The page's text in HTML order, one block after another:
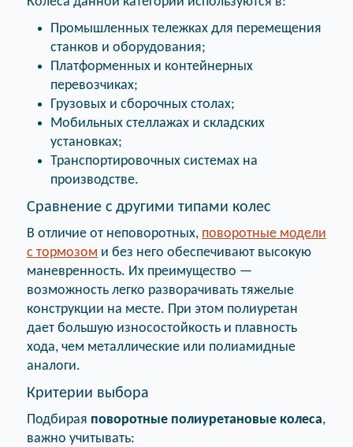
Промышленных тележках для перемещения
станков и оборудования;
Платформенных и контейнерных
перевозчиках;
Грузовых и сборочных столах;
Мобильных стеллажах и складских
установках;
Транспортировочных системах на
производстве.
Сравнение с другими типами колес
В отличие от неповоротных, поворотные модели
с тормозом и без него обеспечивают высокую
маневренность. Их преимущество —
возможность легко разворачивать тяжелые
конструкции на месте. При этом полиуретан
дает большую износостойкость и плавность
хода, чем металлические или полиамидные
аналоги.
Критерии выбора
Подбирая поворотные полиуретановые колеса,
важно учитывать: